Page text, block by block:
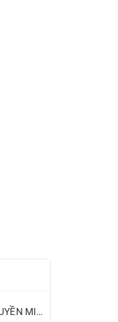
GIÀY BÓNG CHUYỀN MIZUNO WAVE LIGHTNING NEO 2 - ĐEN VÀNG